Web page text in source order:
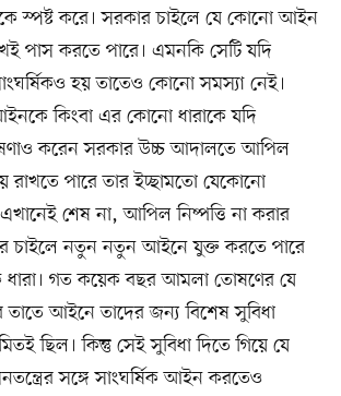
স্পষ্ট করে। সরকার চাইলে যে কোনো আইন
পাস করতে পারে। এমনকি সেটি যদি
হয় তাতেও কোনো সমস্যা নেই।
কিংবা এর কোনো ধারাকে যদি
করেন সরকার উচ্চ আদালতে আপিল
রাখতে পারে তার ইচ্ছামতো যেকোনো
শেষ না, আপিল নিষ্পত্তি না করার
চাইলে নতুন নতুন আইনে যুক্ত করতে পারে
ধারা। গত কয়েক বছর আমলা তোষণের যে
তাতে আইনে তাদের জন্য বিশেষ সুবিধা
ছিল। কিন্তু সেই সুবিধা দিতে গিয়ে যে
সঙ্গে সাংঘর্ষিক আইন করতেও